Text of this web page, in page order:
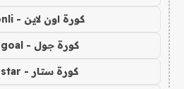
كورة اون لاين - kora onli
كورة جول - kora goal
كورة ستار - kora star